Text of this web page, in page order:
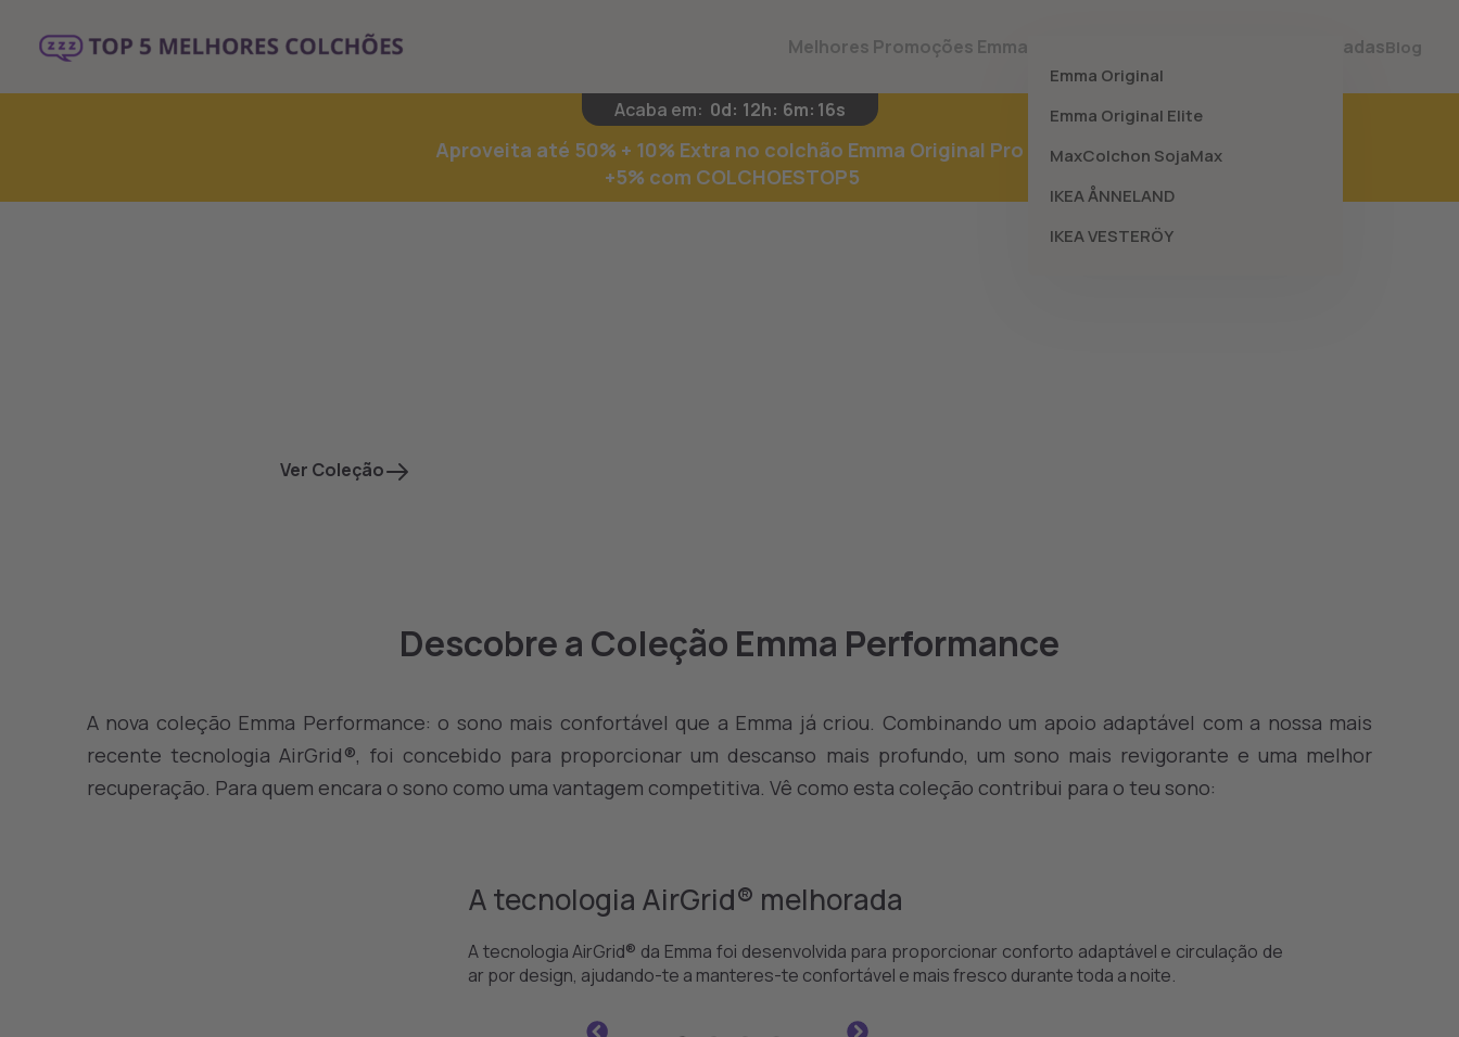
Melhores Promoções Emma
Emma Original
Emma Original Elite
MaxColchon SojaMax
IKEA ÅNNELAND
IKEA VESTERÖY
Melhores AlmofadasBlog
Acaba em: 0d: 12h: 6m: 15s
Aproveita até 50% + 10% Extra no colchão Emma Original Pro
+5% com COLCHOESTOP5
Ver Coleção
Descobre a Coleção Emma Performance
A nova coleção Emma Performance: o sono mais confortável que a Emma já criou. Combinando um apoio adaptável com a nossa mais
recente tecnologia AirGrid®, foi concebido para proporcionar um descanso mais profundo, um sono mais revigorante e uma melhor
recuperação. Para quem encara o sono como uma vantagem competitiva. Vê como esta coleção contribui para o teu sono:
A tecnologia AirGrid® melhorada
A tecnologia AirGrid® da Emma foi desenvolvida para proporcionar conforto adaptável e circulação de
ar por design, ajudando-te a manteres-te confortável e mais fresco durante toda a noite.